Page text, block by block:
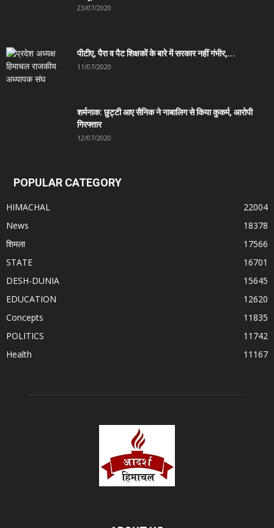
23/07/2020
पीटीए, पैरा व पैट शिक्षकों के बारे में सरकार नहीं गंभीर,...
11/07/2020
शर्मनाक: छुट्टी आए सैनिक ने नाबालिग से किया कुकर्म, आरोपी
गिरफ्तार
12/07/2020
POPULAR CATEGORY
HIMACHAL
22004
News
18378
शिमला
17566
STATE
16701
DESH-DUNIA
15645
EDUCATION
12620
Concepts
11835
POLITICS
11742
Health
11167